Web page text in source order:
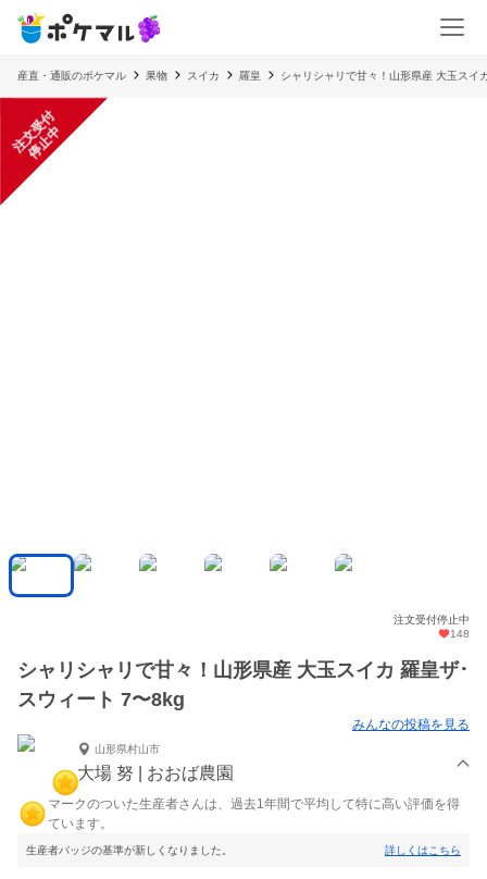
産直・通販のポケマル 果物 スイカ 羅皇 シャリシャリで甘々！山形県産 大玉スイ
注
文
受
付
停
止
中
注文受付停止中
148
シャリシャリで甘々！山形県産 大玉スイカ 羅皇ザ･
スウィート 7〜8kg
みんなの投稿を見る
山形県村山市
大場 努 | おおば農園
マークのついた生産者さんは、過去1年間で平均して特に高い評価を得
ています。
生産者バッジの基準が新しくなりました。 詳しくはこちら